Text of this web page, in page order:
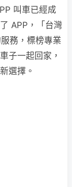
叫車已經成
APP，「台灣
務，標榜專業
子一起回家，
選擇。